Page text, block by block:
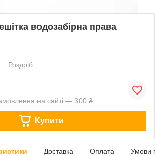
водозабірна права
Роздріб
на сайті — 300 ₴
Купити
Доставка Оплата Умови